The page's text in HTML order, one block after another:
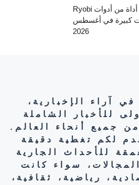
12 أداة من أدوات Ryobi
كبيرة في أغسطس
2026
آراء الإخبارية،
للأخبار الشاملة
جميع أنحاء العالم.
لكم تغطية دقيقة
للأحداث الجارية
سواء كانت
رياضية، ثقافية،